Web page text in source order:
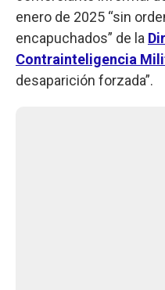
enero de 2025 “sin
encapuchados” de la
Contrainteligencia
desaparición forzada”.